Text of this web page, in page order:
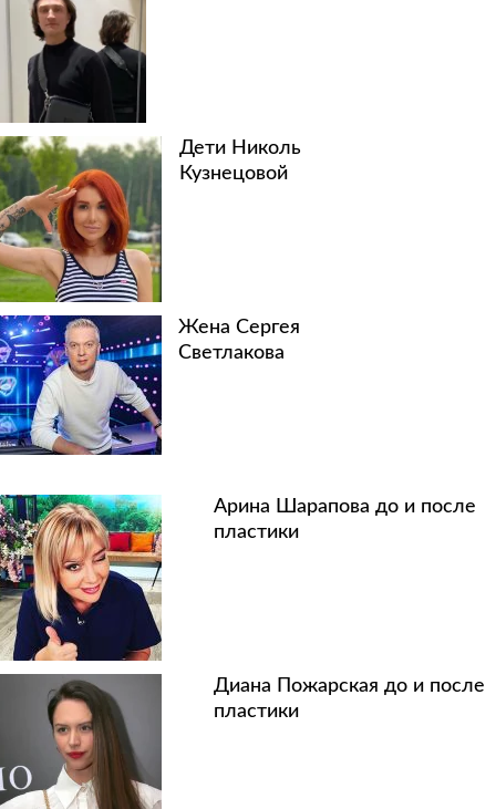
Дети Николь
Кузнецовой
Жена Сергея
Светлакова
Арина Шарапова до и после
пластики
Диана Пожарская до и после
пластики